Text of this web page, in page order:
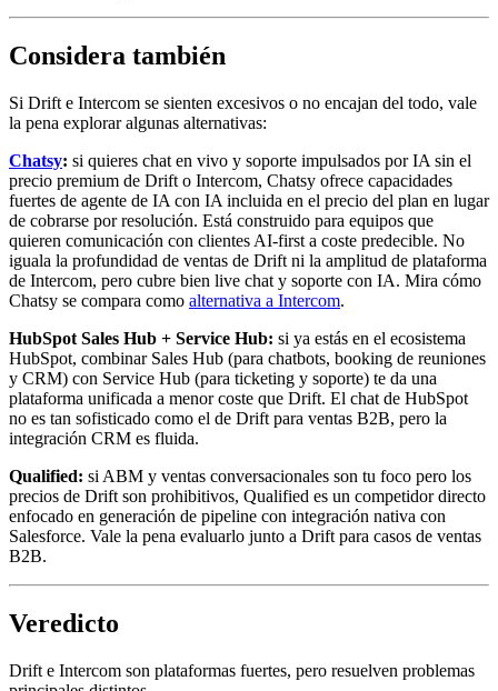
Considera también
Si Drift e Intercom se sienten excesivos o no encajan del todo, vale
la pena explorar algunas alternativas:
Chatsy: si quieres chat en vivo y soporte impulsados por IA sin el
precio premium de Drift o Intercom, Chatsy ofrece capacidades
fuertes de agente de IA con IA incluida en el precio del plan en lugar
de cobrarse por resolución. Está construido para equipos que
quieren comunicación con clientes AI-first a coste predecible. No
iguala la profundidad de ventas de Drift ni la amplitud de plataforma
de Intercom, pero cubre bien live chat y soporte con IA. Mira cómo
Chatsy se compara como alternativa a Intercom.
HubSpot Sales Hub + Service Hub: si ya estás en el ecosistema
HubSpot, combinar Sales Hub (para chatbots, booking de reuniones
y CRM) con Service Hub (para ticketing y soporte) te da una
plataforma unificada a menor coste que Drift. El chat de HubSpot
no es tan sofisticado como el de Drift para ventas B2B, pero la
integración CRM es fluida.
Qualified: si ABM y ventas conversacionales son tu foco pero los
precios de Drift son prohibitivos, Qualified es un competidor directo
enfocado en generación de pipeline con integración nativa con
Salesforce. Vale la pena evaluarlo junto a Drift para casos de ventas
B2B.
Veredicto
Drift e Intercom son plataformas fuertes, pero resuelven problemas